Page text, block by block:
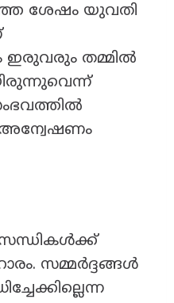
ശേഷം യുവതി
ഇരുവരും തമ്മിൽ
സമ്മര്‍ദ്ദങ്ങള്‍